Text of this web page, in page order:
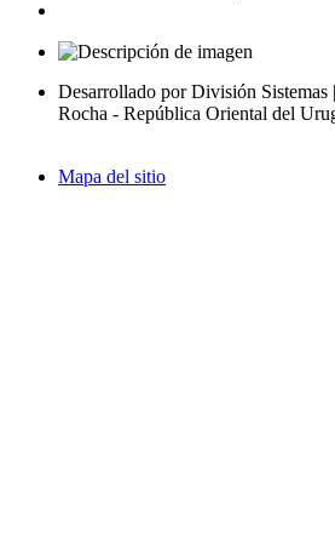
Desarrollado por División
Rocha - República Oriental del
Mapa del sitio